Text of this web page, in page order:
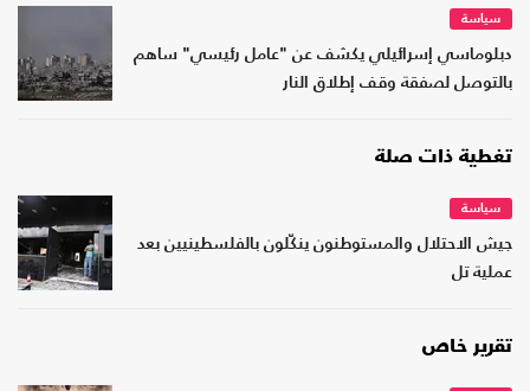
سياسة
دبلوماسي إسرائيلي يكشف عن "عامل رئيسي" ساهم
بالتوصل لصفقة وقف إطلاق النار
تغطية ذات صلة
سياسة
جيش الاحتلال والمستوطنون ينكّلون بالفلسطينيين بعد
عملية تل
تقرير خاص